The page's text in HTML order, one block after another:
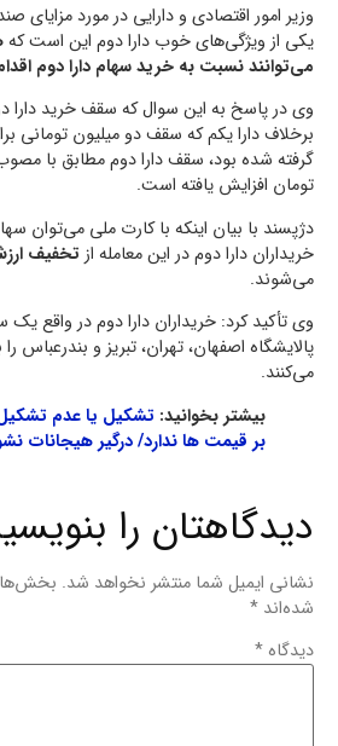
وزیر امور اقتصادی و دارایی در مورد مزایای
یکی از ویژگی‌های خوب دارا دوم این است که
می‌توانند نسبت به خرید سهام دارا دوم
وی در پاسخ به این سوال که سقف خرید
برخلاف دارا یکم که سقف دو میلیون تومانی
گرفته شده بود، سقف دارا دوم مطابق با
تومان افزایش یافته است.
دژپسند با بیان اینکه با کارت ملی می‌توان
خریداران دارا دوم در این معامله از تخفیف
می‌شوند.
وی تأکید کرد: خریداران دارا دوم در واقع
پالایشگاه اصفهان، تهران، تبریز و بندرعباس
می‌کنند.
بیشتر بخوانید: تشکیل یا عدم تشکیل
بر قیمت ها ندارد/ درگیر هیجانات
دیدگاهتان را
نشانی ایمیل شما منتشر نخواهد شد.
شده‌اند *
دیدگاه *